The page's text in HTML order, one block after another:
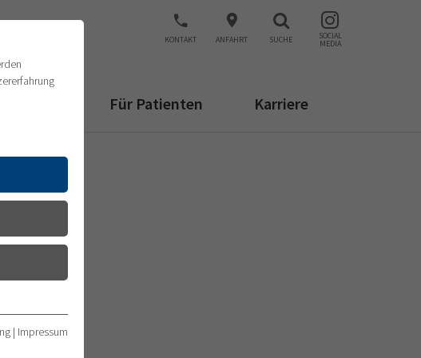
KONTAKT ANFAHRT SUCHE SOCIAL
MEDIA
Für Patienten Karriere
| Impressum